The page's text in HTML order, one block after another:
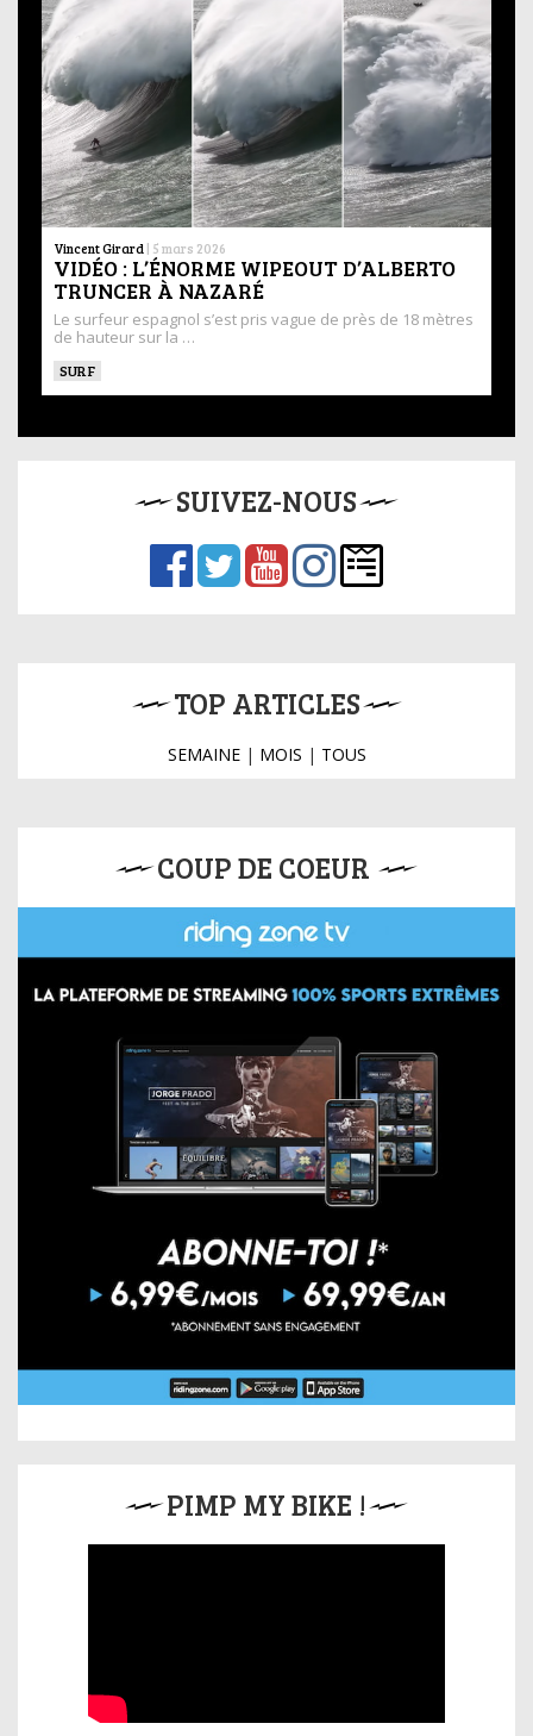
Vincent Girard | 5 mars 2026
VIDÉO : L’ÉNORME WIPEOUT D’ALBERTO
TRUNCER À NAZARÉ
Le surfeur espagnol s’est pris vague de près de 18 mètres
de hauteur sur la …
SURF
SUIVEZ-NOUS
TOP ARTICLES
SEMAINE| MOIS | TOUS
COUP DE COEUR
PIMP MY BIKE !